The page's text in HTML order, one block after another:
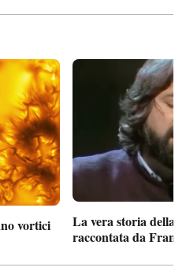
vortici
La vera storia della
raccontata da